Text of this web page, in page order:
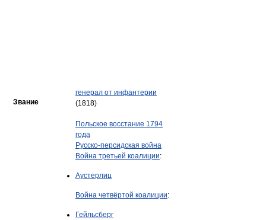
Звание
генерал от инфантерии
(1818)
Польское восстание 1794
года
Русско-персидская война
Война третьей коалиции:
Аустерлиц
Война четвёртой коалиции:
Гейльсберг